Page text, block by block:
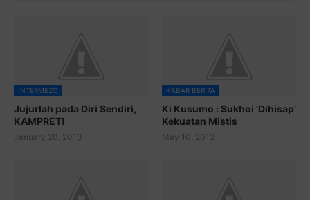
INTERMEZO
Jujurlah pada Diri Sendiri,
KAMPRET!
January 20, 2013
KABAR BERITA
Ki Kusumo : Sukhoi 'Dihisap'
Kekuatan Mistis
May 10, 2012